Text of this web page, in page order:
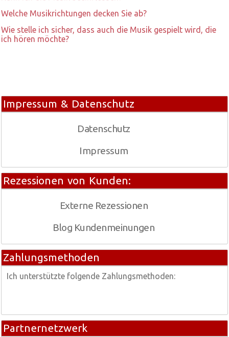
Welche Musikrichtungen decken Sie ab?
Wie stelle ich sicher, dass auch die Musik gespielt wird, die
ich hören möchte?
Impressum & Datenschutz
Datenschutz
Impressum
Rezessionen von Kunden:
Externe Rezessionen
Blog Kundenmeinungen
Zahlungsmethoden
Ich unterstützte folgende Zahlungsmethoden:
Partnernetzwerk